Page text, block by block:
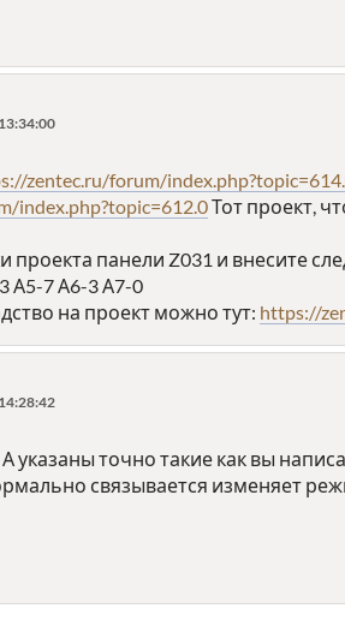
zentec.ru/forum/
index.php?topic=612.0Тот проект,
проекта панели Z031 и внесите
А5-7 А6-3 А7-0
на проект можно тут: https://
указаны точно такие как вы
связывается изменяет